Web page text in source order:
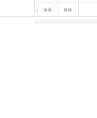
௩௰
௩௧